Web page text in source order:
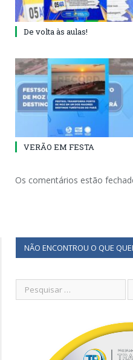
De volta às aulas!
VERÃO EM FESTA
Os comentários estão
NÃO ENCONTROU O QUE